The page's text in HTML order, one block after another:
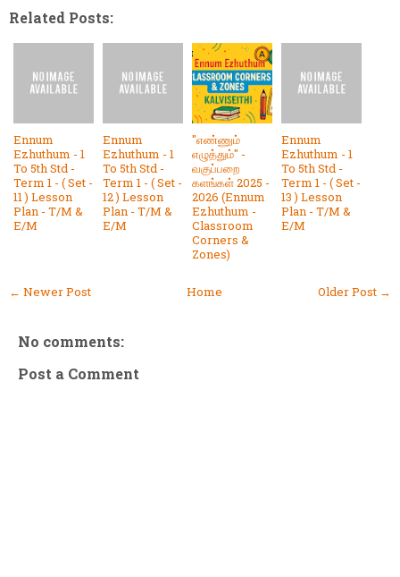
Related Posts:
Ennum
Ezhuthum - 1
To 5th Std -
Term 1 - ( Set -
11 ) Lesson
Plan - T/M &
E/M
Ennum
Ezhuthum - 1
To 5th Std -
Term 1 - ( Set -
12 ) Lesson
Plan - T/M &
E/M
"எண்ணும்
எழுத்தும்" -
வகுப்பறை
களங்கள் 2025 -
2026 (Ennum
Ezhuthum -
Classroom
Corners &
Zones)
Ennum
Ezhuthum - 1
To 5th Std -
Term 1 - ( Set -
13 ) Lesson
Plan - T/M &
E/M
← Newer Post Older Post →
Home
No comments:
Post a Comment